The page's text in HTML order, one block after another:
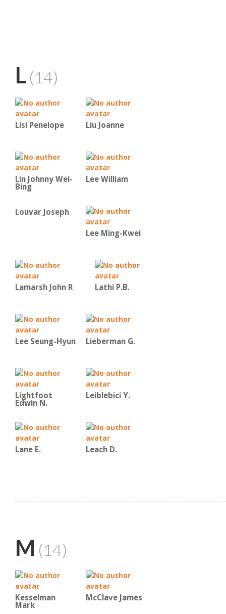
L (14)
Lisi Penelope Liu Joanne
Lin Johnny Wei-
Bing
Lee William
Louvar Joseph
Lee Ming-Kwei
Lamarsh John R Lathi P.B.
Lee Seung-Hyun Lieberman G.
Lightfoot
Edwin N.
Leiblebici Y.
Lane E. Leach D.
M (14)
Kesselman
Mark
McClave James